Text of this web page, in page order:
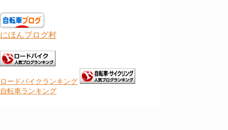
にほんブログ村
ロードバイクランキング
自転車ランキング